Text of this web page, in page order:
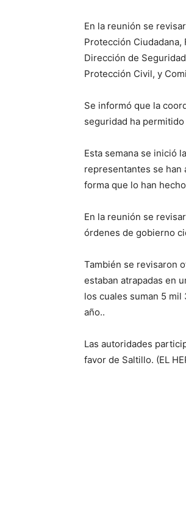
En la reunión se
Protección Ciudadana,
Dirección de
Protección Civil, y
Se informó que la
seguridad ha
Esta semana se inició
representantes se han
forma que lo han
En la reunión se
órdenes de gobierno
También se revisaron
estaban atrapadas en
los cuales suman 5
año..
Las autoridades
favor de Saltillo. (EL